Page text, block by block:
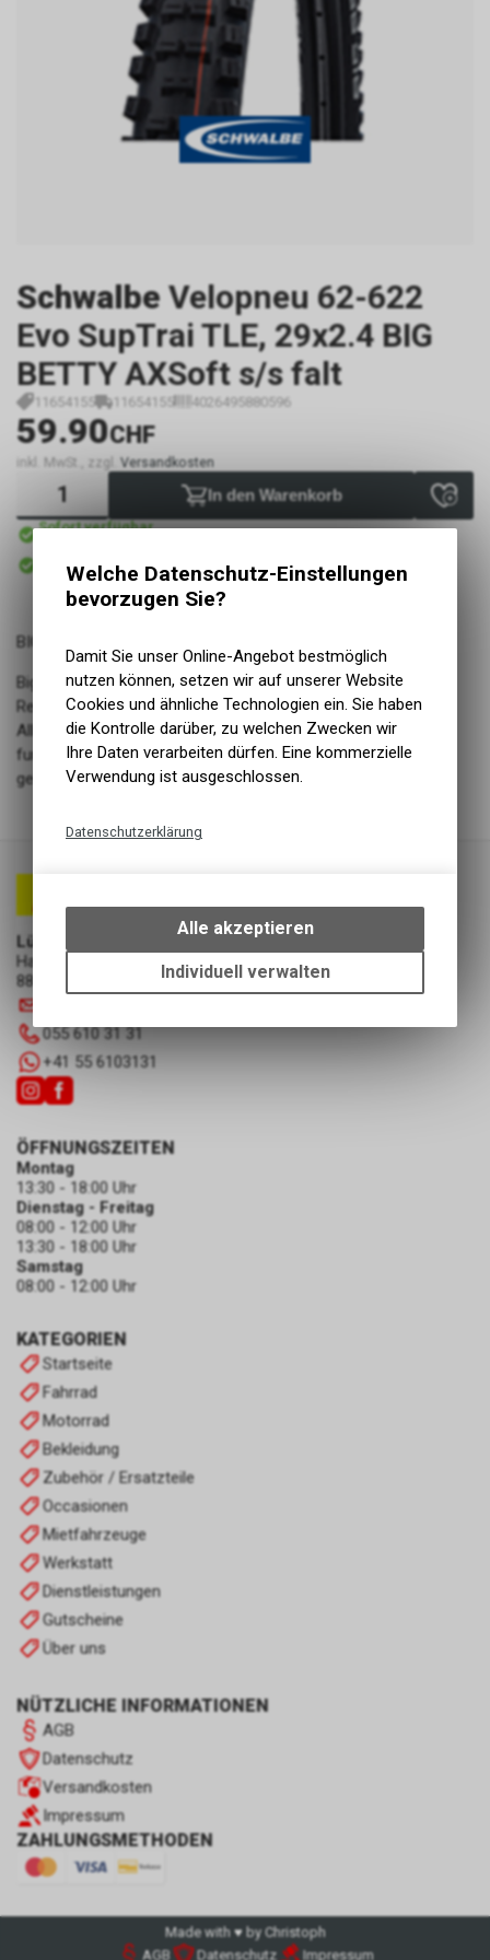
Schwalbe Velopneu 62-622
Evo SupTrai TLE, 29x2.4 BIG
BETTY AXSoft s/s falt
11654155 11654155 4026495880596
59.90CHF
inkl. MwSt., zzgl. Versandkosten
In den Warenkorb
Sofort verfügbar
Abholung Lüscher Motor- & Bike World
BIG BETTY
Big Betty is back! Ausgestattet mit allem, was moderne
Reifentechnik zu bieten hat. Eine Downhill- und Enduro-
Allrounderin für trockene bis feuchtnasse Böden. Big Betty
funktioniert perfekt am Hinterrad in Kombination mit unserer
geliebten Magic Mary.
Lüscher Motor- & Bike World
Hauptstrasse 29a
8867 Niederurnen
055 610 31 31
+41 55 6103131
KATEGORIEN
Startseite
Fahrrad
Motorrad
Bekleidung
Zubehör / Ersatzteile
Occasionen
Mietfahrzeuge
Werkstatt
Dienstleistungen
Gutscheine
Über uns
NÜTZLICHE INFORMATIONEN
AGB
Datenschutz
Versandkosten
Impressum
ZAHLUNGSMETHODEN
ÖFFNUNGSZEITEN
Montag
13:30 - 18:00 Uhr
Dienstag - Freitag
08:00 - 12:00 Uhr
13:30 - 18:00 Uhr
Samstag
08:00 - 12:00 Uhr
Made with ♥ by Christoph
AGB
Datenschutz Impressum
Welche Datenschutz-Einstellungen
bevorzugen Sie?
Damit Sie unser Online-Angebot bestmöglich
nutzen können, setzen wir auf unserer Website
Cookies und ähnliche Technologien ein. Sie haben
die Kontrolle darüber, zu welchen Zwecken wir
Ihre Daten verarbeiten dürfen. Eine kommerzielle
Verwendung ist ausgeschlossen.
Datenschutzerklärung
bestimmte Interaktionen und
Einstellungen auf Ihrem Gerät,
um die grundlegenden
Funktionen unseres Online-
Alle akzeptieren
Individuell verwalten